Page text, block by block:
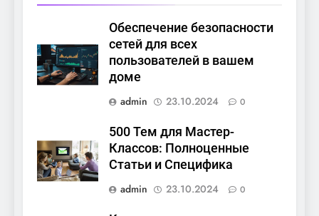
Обеспечение безопасности
сетей для всех
пользователей в вашем
доме
admin
23.10.2024 0
500 Тем для Мастер-
Классов: Полноценные
Статьи и Специфика
admin
23.10.2024 0